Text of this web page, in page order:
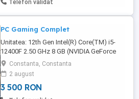
- Microsoft Windows 11 PRO ...
Telefon validat
PC Gaming Complet
Unitatea: 12th Gen Intel(R) Core(TM) i5-
12400F 2.50 GHz 8 GB (NVIDIA GeForce
RTX 4060) 32.0 GB RAM 1TB HDD
Monitorul: DELL - G2422HS 23.8" Full HD
(1080p) 1920 x 1080 at 165 Hz Periferice si
Accesorii: Tastatura Corsair Mouse Razer
(este in cutia de Corsair, dar este Razer)
Constanta, Constanta
2 august
3 500 RON